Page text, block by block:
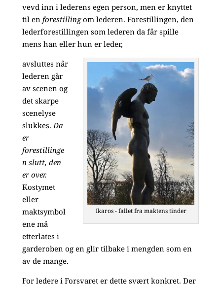
vevd inn i lederens egen person, men er knyttet
til en forestillingom lederen. Forestillingen, den
lederforestillingen som lederen da får spille
mens han eller hun er leder,
Ikaros - fallet fra maktens tinder
avsluttes når
lederen går
av scenen og
det skarpe
scenelyse
slukkes.Da
er
forestillinge
n slutt, den
er over.
Kostymet
eller
maktsymbol
ene må
etterlates i
garderoben og en glir tilbake i mengden som en
av de mange.
For ledere i Forsvaret er dette svært konkret. Der